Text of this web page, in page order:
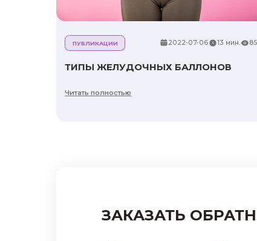
ПУБЛИКАЦИИ 2022-07-06 13 мин.
ТИПЫ ЖЕЛУДОЧНЫХ БАЛЛОНОВ
Читать полностью
ЗАКАЗАТЬ